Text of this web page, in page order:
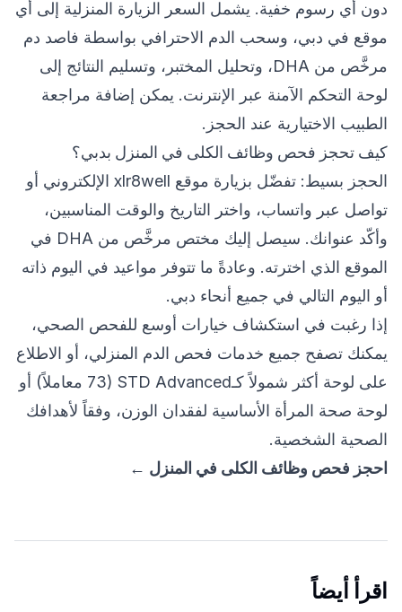
دون أي رسوم خفية. يشمل السعر الزيارة المنزلية إلى أي
موقع في دبي، وسحب الدم الاحترافي بواسطة فاصد دم
مرخَّص من DHA، وتحليل المختبر، وتسليم النتائج إلى
لوحة التحكم الآمنة عبر الإنترنت. يمكن إضافة مراجعة
الطبيب الاختيارية عند الحجز.
كيف تحجز فحص وظائف الكلى في المنزل بدبي؟
الحجز بسيط: تفضّل بزيارة موقع xlr8well الإلكتروني أو
تواصل عبر واتساب، واختر التاريخ والوقت المناسبين،
وأكّد عنوانك. سيصل إليك مختص مرخَّص من DHA في
الموقع الذي اخترته. وعادةً ما تتوفر مواعيد في اليوم ذاته
أو اليوم التالي في جميع أنحاء دبي.
إذا رغبت في استكشاف خيارات أوسع للفحص الصحي،
يمكنك تصفح جميع خدمات فحص الدم المنزلي، أو الاطلاع
على لوحة أكثر شمولاً كـSTD Advanced (73 معاملاً)
أو
لوحة صحة المرأة الأساسية لفقدان الوزن، وفقاً لأهدافك
الصحية الشخصية.
احجز فحص وظائف الكلى في المنزل ←
اقرأ أيضاً